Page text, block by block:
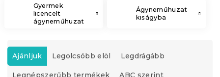
Gyermek
licencelt
ágyneműhuzat
Ágyneműhuzat
kiságyba
T
e
r
Ajánljuk Legolcsóbb elöl Legdrágább
Legnépszerűbb termékek ABC szerint